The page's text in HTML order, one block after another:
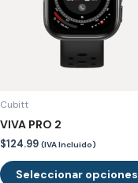
Cubitt
VIVA PRO 2
$124.99 (IVA Incluido)
Seleccionar opciones